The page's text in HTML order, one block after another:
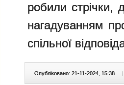
робили стрічки,
нагадуванням
спільної
Опубліковано: 21-11-2024, 15:38 |